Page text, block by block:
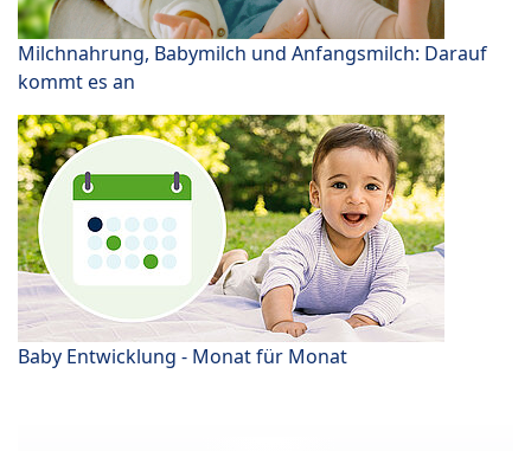
Milchnahrung, Babymilch und Anfangsmilch: Darauf
kommt es an
Baby Entwicklung - Monat für Monat